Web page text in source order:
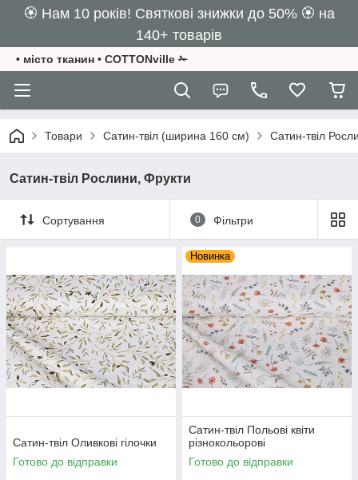
🏵️ Нам 10 років! Святкові знижки до 50% 🏵️ на
140+ товарів
• місто тканин • COTTONville ✁
Товари Сатин-твіл (ширина 160 см) Сатин-твіл
Сатин-твіл Рослини, Фрукти
Сортування 0 Фільтри
Сатин-твіл Оливкові гілочки
Готово до відправки
Новинка
Сатин-твіл Польові квіти
різнокольорові
Готово до відправки